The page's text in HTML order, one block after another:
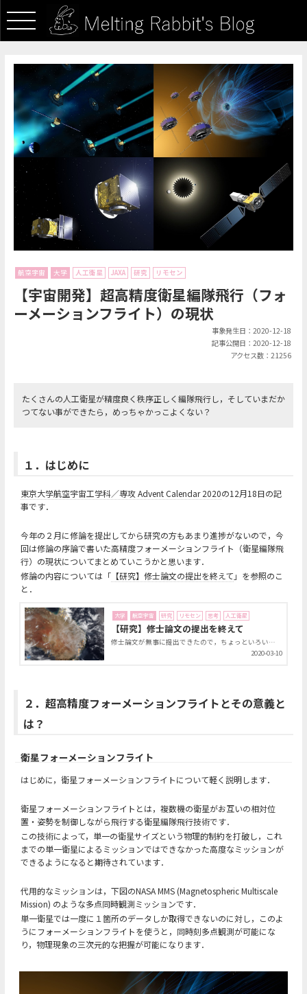
航空宇宙 大学 人工衛星 JAXA 研究 リモセン
【宇宙開発】超高精度衛星編隊飛行（フォ
ーメーションフライト）の現状
事象発生日：2020-12-18
記事公開日：2020-12-18
アクセス数：21256
たくさんの人工衛星が精度良く秩序正しく編隊飛行し，そしていまだか
つてない事ができたら，めっちゃかっこよくない？
１．はじめに
東京大学航空宇宙工学科／専攻 Advent Calendar 2020の12月18日の記
事です．
今年の２月に修論を提出してから研究の方もあまり進捗がないので，今
回は修論の序論で書いた高精度フォーメーションフライト（衛星編隊飛
行）の現状についてまとめていこうかと思います．
修論の内容については「【研究】修士論文の提出を終えて 」を参照のこ
と．
大学 航空宇宙 研究 リモセン 思考 人工衛星
【研究】修士論文の提出を終えて
修士論文が無事に提出できたので，ちょっといろいろ書いとこうかなと思い，書いてます．2月3日に修士論文の提出，そして同月6日に最終試問を終えてから，しばらく月日が経ってしまいましたけれど．
2020-03-10
２．超高精度フォーメーションフライトとその意義と
は？
衛星フォーメーションフライト
はじめに，衛星フォーメーションフライトについて軽く説明します．
衛星フォーメーションフライトとは，複数機の衛星がお互いの相対位
置・姿勢を制御しながら飛行する衛星編隊飛行技術です．
この技術によって，単一の衛星サイズという物理的制約を打破し，これ
までの単一衛星によるミッションではできなかった高度なミッションが
できるようになると期待されています．
代用的なミッションは，下図のNASA MMS (Magnetospheric Multiscale
Mission) のような多点同時観測ミッションです．
単一衛星では一度に１箇所のデータしか取得できないのに対し，このよ
うにフォーメーションフライトを使うと，同時刻多点観測が可能にな
り，物理現象の三次元的な把握が可能になります．